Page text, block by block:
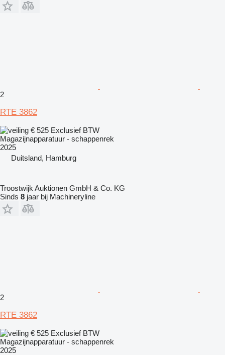
2
RTE 3862
€ 525 Exclusief BTW
Magazijnapparatuur - schappenrek
2025
Duitsland, Hamburg
Troostwijk Auktionen GmbH & Co. KG
Sinds 8 jaar bij Machineryline
2
RTE 3862
€ 525 Exclusief BTW
Magazijnapparatuur - schappenrek
2025